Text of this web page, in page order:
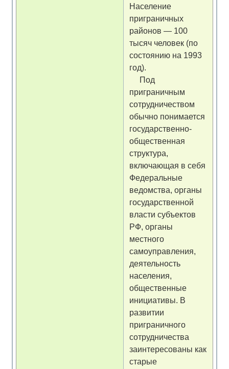
Население
приграничных
районов — 100
тысяч человек (по
состоянию на 1993
год).
Под
приграничным
сотрудничеством
обычно понимается
государственно-
общественная
структура,
включающая в себя
Федеральные
ведомства, органы
государственной
власти субъектов
РФ, органы
местного
самоуправления,
деятельность
населения,
общественные
инициативы. В
развитии
приграничного
сотрудничества
заинтересованы как
старые